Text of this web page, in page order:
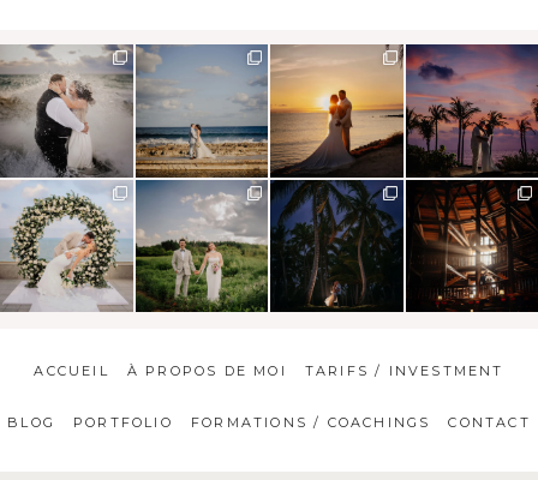
ACCUEIL À PROPOS DE MOI TARIFS / INVESTMENT
BLOG PORTFOLIO FORMATIONS / COACHINGS CONTACT